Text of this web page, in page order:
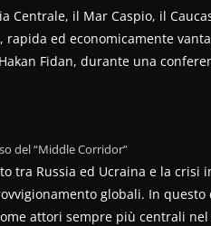
Centrale, il Mar Caspio, il
ed economicamente
Fidan, durante una
del “Middle Corridor”
tra Russia ed Ucraina e la crisi
globali. In questo
attori sempre più centrali